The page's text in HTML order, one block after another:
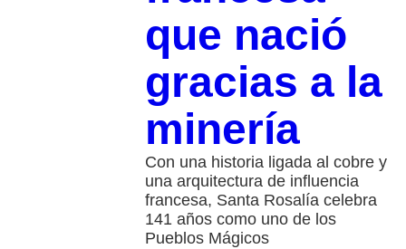
que nació
gracias a la
minería
Con una historia ligada al cobre y
una arquitectura de influencia
francesa, Santa Rosalía celebra
141 años como uno de los
Pueblos Mágicos